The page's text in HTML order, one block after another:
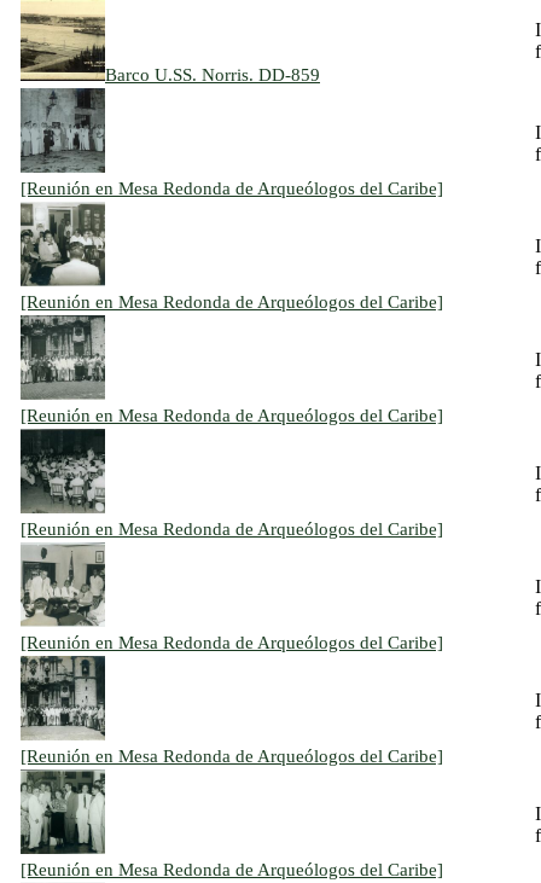
Barco U.SS. Norris. DD-859
[Reunión en Mesa Redonda de Arqueólogos del Caribe]
[Reunión en Mesa Redonda de Arqueólogos del Caribe]
[Reunión en Mesa Redonda de Arqueólogos del Caribe]
[Reunión en Mesa Redonda de Arqueólogos del Caribe]
[Reunión en Mesa Redonda de Arqueólogos del Caribe]
[Reunión en Mesa Redonda de Arqueólogos del Caribe]
[Reunión en Mesa Redonda de Arqueólogos del Caribe]